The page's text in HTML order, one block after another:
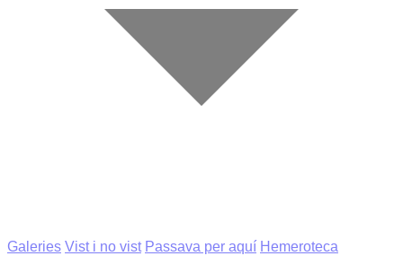
Galeries Vist i no vist Passava per aquí Hemeroteca